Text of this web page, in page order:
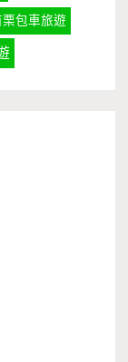
栗包車旅遊